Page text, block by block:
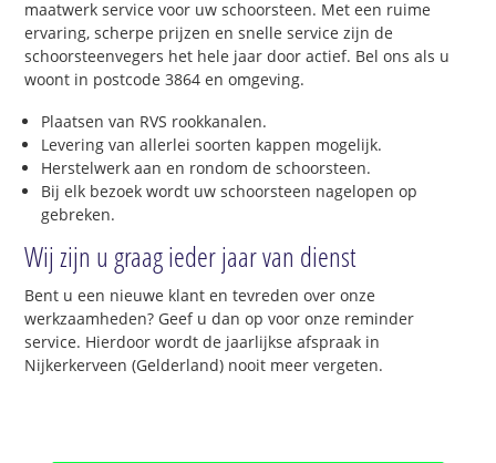
maatwerk service voor uw schoorsteen. Met een ruime
ervaring, scherpe prijzen en snelle service zijn de
schoorsteenvegers het hele jaar door actief. Bel ons als u
woont in postcode 3864 en omgeving.
Plaatsen van RVS rookkanalen.
Levering van allerlei soorten kappen mogelijk.
Herstelwerk aan en rondom de schoorsteen.
Bij elk bezoek wordt uw schoorsteen nagelopen op
gebreken.
Wij zijn u graag ieder jaar van dienst
Bent u een nieuwe klant en tevreden over onze
werkzaamheden? Geef u dan op voor onze reminder
service. Hierdoor wordt de jaarlijkse afspraak in
Nijkerkerveen (Gelderland) nooit meer vergeten.